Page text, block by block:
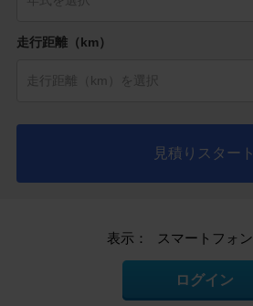
走行距離（km）
見積りスタート
表示： スマートフォン
ログイン